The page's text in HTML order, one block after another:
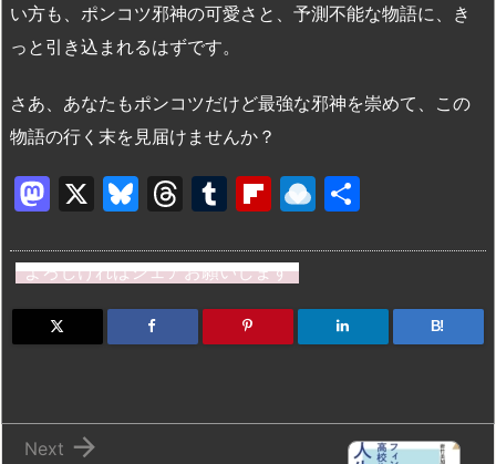
い方も、ポンコツ邪神の可愛さと、予測不能な物語に、き
っと引き込まれるはずです。
さあ、あなたもポンコツだけど最強な邪神を崇めて、この
物語の行く末を見届けませんか？
M
st
o
d
X
Bl
e
s
k
T
e
a
d
T
m
bl
r
Fl
b
o
ar
R
n
dr
o
よろしければシェアお願いします
B!

Next